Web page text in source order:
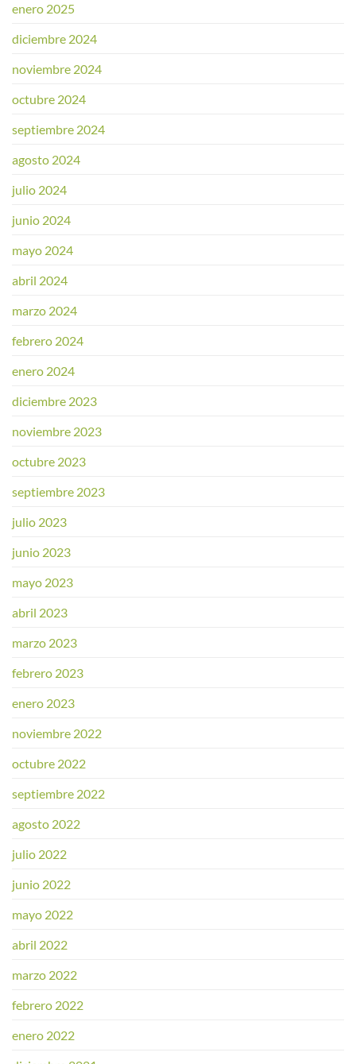
enero 2025
diciembre 2024
noviembre 2024
octubre 2024
septiembre 2024
agosto 2024
julio 2024
junio 2024
mayo 2024
abril 2024
marzo 2024
febrero 2024
enero 2024
diciembre 2023
noviembre 2023
octubre 2023
septiembre 2023
julio 2023
junio 2023
mayo 2023
abril 2023
marzo 2023
febrero 2023
enero 2023
noviembre 2022
octubre 2022
septiembre 2022
agosto 2022
julio 2022
junio 2022
mayo 2022
abril 2022
marzo 2022
febrero 2022
enero 2022